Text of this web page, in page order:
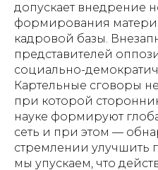
допускает внедрение
формирования
кадровой базы.
представителей
социально-
Картельные сговоры
при которой
науке формируют
сеть и при этом —
стремлении улучшить
мы упускаем, что